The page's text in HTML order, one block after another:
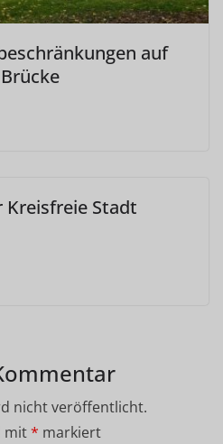
auf
Kreisfreie Stadt
nicht veröffentlicht.
mit* markiert